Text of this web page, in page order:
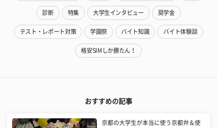
診断 特集 大学生インタビュー 奨学金
テスト・レポート対策 学園祭 バイト知識 バイト体験談
格安SIMしか勝たん！
おすすめの記事
京都の大学生が本当に使う京都弁＆使